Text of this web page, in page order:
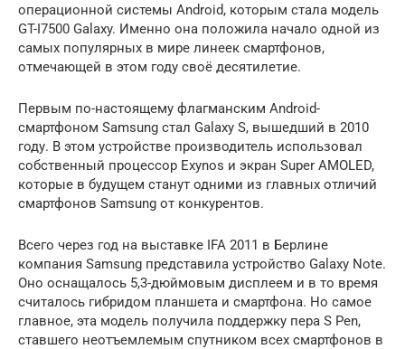
операционной системы Android, которым стала модель
GT-I7500 Galaxy. Именно она положила начало одной из
самых популярных в мире линеек смартфонов,
отмечающей в этом году своё десятилетие.
Первым по-настоящему флагманским Android-
смартфоном Samsung стал Galaxy S, вышедший в 2010
году. В этом устройстве производитель использовал
собственный процессор Exynos и экран Super AMOLED,
которые в будущем станут одними из главных отличий
смартфонов Samsung от конкурентов.
Всего через год на выставке IFA 2011 в Берлине
компания Samsung представила устройство Galaxy Note.
Оно оснащалось 5,3-дюймовым дисплеем и в то время
считалось гибридом планшета и смартфона. Но самое
главное, эта модель получила поддержку пера S Pen,
ставшего неотъемлемым спутником всех смартфонов в